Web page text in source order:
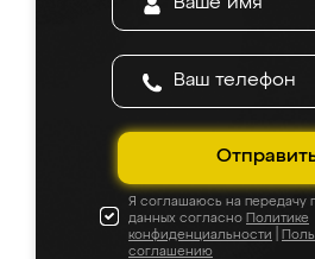
Я соглашаюсь на передачу
данных согласно Политике
конфиденциальности
соглашению